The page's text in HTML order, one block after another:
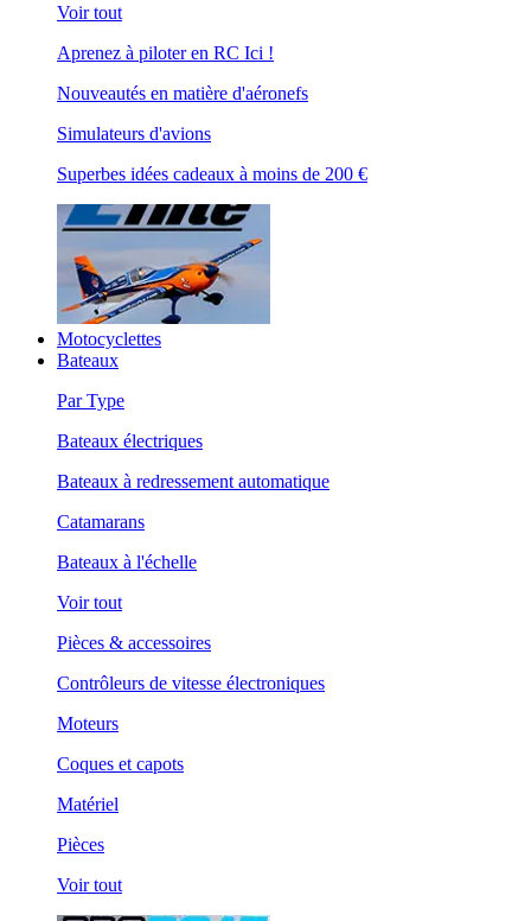
Voir tout
Aprenez à piloter en RC Ici !
Nouveautés en matière d'aéronefs
Simulateurs d'avions
Superbes idées cadeaux à moins de 200 €
Motocyclettes
Bateaux
Par Type
Bateaux électriques
Bateaux à redressement automatique
Catamarans
Bateaux à l'échelle
Voir tout
Pièces & accessoires
Contrôleurs de vitesse électroniques
Moteurs
Coques et capots
Matériel
Pièces
Voir tout